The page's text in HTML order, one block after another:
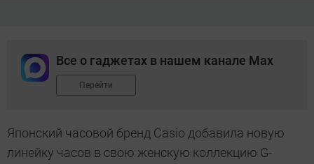
Все о гаджетах в нашем канале Max
Перейти
Японский часовой бренд Casio добавила новую
линейку часов в свою женскую коллекцию G-